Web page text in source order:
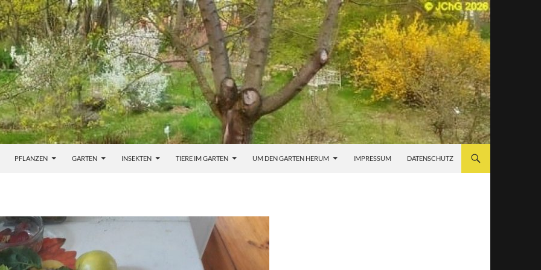
PFLANZEN GARTEN INSEKTEN TIERE IM GARTEN UM DEN GARTEN HERUM IMPRESSUM DATENSCHUTZ